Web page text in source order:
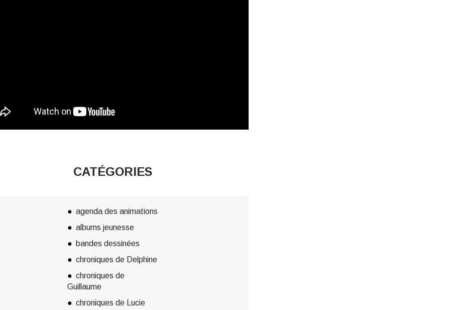
CATÉGORIES
agenda des animations
albums jeunesse
bandes dessinées
chroniques de Delphine
chroniques de
Guillaume
chroniques de Lucie